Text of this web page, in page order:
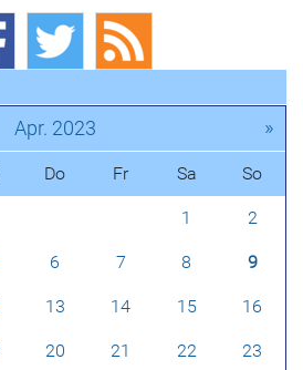
Apr. 2023 »
Do Fr Sa So
1 2
6 7 8 9
13 14 15 16
20 21 22 23